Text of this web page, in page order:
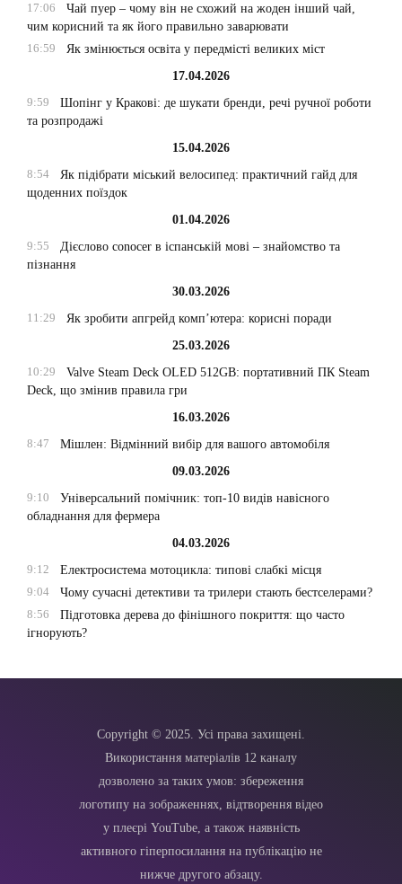
17:06
Чай пуер – чому він не схожий на жоден інший чай,
чим корисний та як його правильно заварювати
16:59
Як змінюється освіта у передмісті великих міст
17.04.2026
9:59
Шопінг у Кракові: де шукати бренди, речі ручної роботи
та розпродажі
15.04.2026
8:54
Як підібрати міський велосипед: практичний гайд для
щоденних поїздок
01.04.2026
9:55
Дієслово conocer в іспанській мові – знайомство та
пізнання
30.03.2026
11:29
Як зробити апгрейд комп’ютера: корисні поради
25.03.2026
10:29
Valve Steam Deck OLED 512GB: портативний ПК Steam
Deck, що змінив правила гри
16.03.2026
8:47
Мішлен: Відмінний вибір для вашого автомобіля
09.03.2026
9:10
Універсальний помічник: топ-10 видів навісного
обладнання для фермера
04.03.2026
9:12
Електросистема мотоцикла: типові слабкі місця
9:04
Чому сучасні детективи та трилери стають бестселерами?
8:56
Підготовка дерева до фінішного покриття: що часто
ігнорують?
Copyright © 2025. Усі права захищені.
Використання матеріалів 12 каналу
дозволено за таких умов: збереження
логотипу на зображеннях, відтворення відео
у плеєрі YouTube, а також наявність
активного гіперпосилання на публікацію не
нижче другого абзацу.